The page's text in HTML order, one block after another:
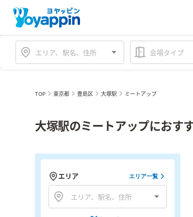
会場タイプ
TOP 東京都 豊島区 大塚駅 ミートアップ
大塚駅のミートアップにおす
エリア エリア一覧